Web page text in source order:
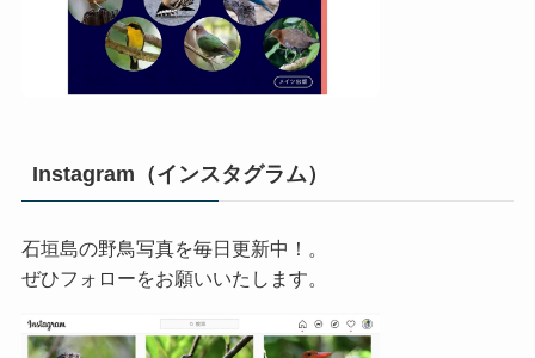
Instagram（インスタグラム）
石垣島の野鳥写真を毎日更新中！。
ぜひフォローをお願いいたします。